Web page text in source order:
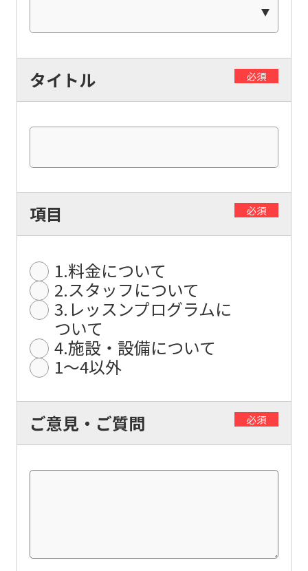
タイトル 必須
項目 必須
1.料金について
2.スタッフについて
3.レッスンプログラムに
ついて
4.施設・設備について
1〜4以外
ご意見・ご質問 必須
accurate
translation
differ
from
the
original
We
that
fully